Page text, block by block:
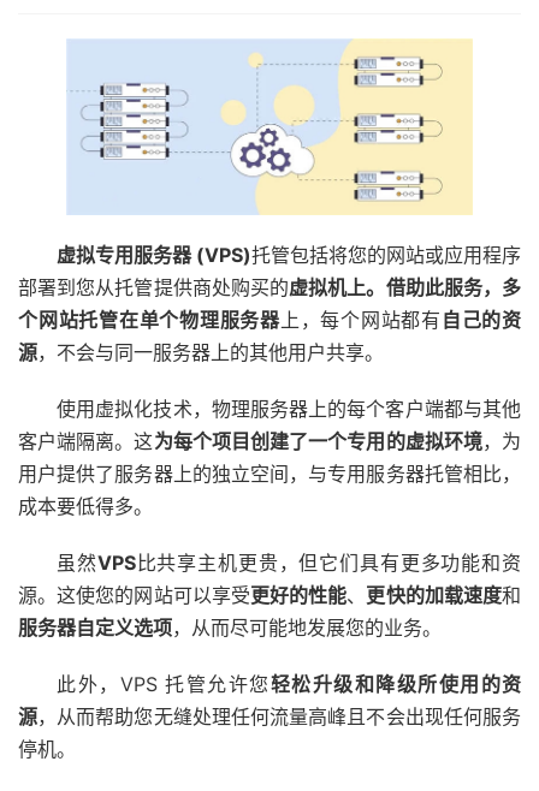
虚拟专用服务器 (VPS)托管包括将您的网站或应用程序
部署到您从托管提供商处购买的虚拟机上。借助此服务，多
个网站托管在单个物理服务器上，每个网站都有 自己的资
源，不会与同一服务器上的其他用户共享。
使用 虚拟化技术，物理服务器上的每个客户端都与其他
客户端隔离。这为每个项目创建了一个专用的虚拟环境，为
用户提供了服务器上的独立空间，与专用服务器托管相比，
成本要低得多。
虽然VPS比共享主机更贵，但它们具有更多功能和资
源。这使您的网站可以享受更好的性能、 更快的加载速度和
服务器自定义选项，从而尽可能地发展您的业务。
此外，VPS 托管允许您轻松升级和降级所使用的资
源，从而帮助您无缝处理任何流量高峰且不会出现任何服务
停机。